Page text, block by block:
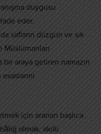
duygusu
eder.
safların düzgün ve sık
Müslümanları
araya getiren namazın
için aranan başlıca
olmak, akıllı